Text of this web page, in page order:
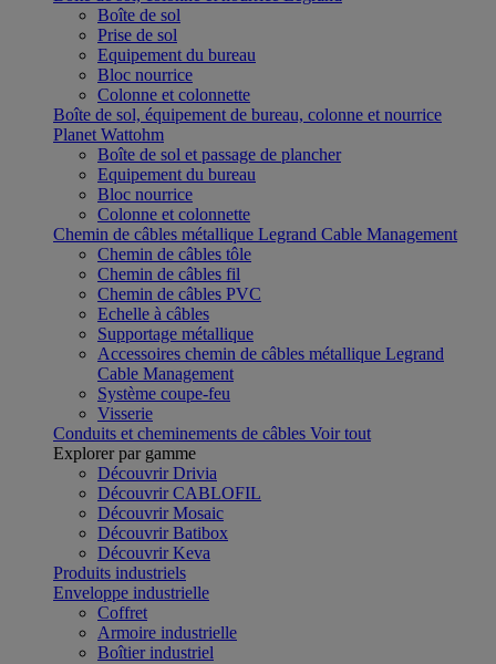
Boîte de sol
Prise de sol
Equipement du bureau
Bloc nourrice
Colonne et colonnette
Boîte de sol, équipement de bureau, colonne et nourrice
Planet Wattohm
Boîte de sol et passage de plancher
Equipement du bureau
Bloc nourrice
Colonne et colonnette
Chemin de câbles métallique Legrand Cable Management
Chemin de câbles tôle
Chemin de câbles fil
Chemin de câbles PVC
Echelle à câbles
Supportage métallique
Accessoires chemin de câbles métallique Legrand
Cable Management
Système coupe-feu
Visserie
Conduits et cheminements de câbles Voir tout
Explorer par gamme
Découvrir Drivia
Découvrir CABLOFIL
Découvrir Mosaic
Découvrir Batibox
Découvrir Keva
Produits industriels
Enveloppe industrielle
Coffret
Armoire industrielle
Boîtier industriel